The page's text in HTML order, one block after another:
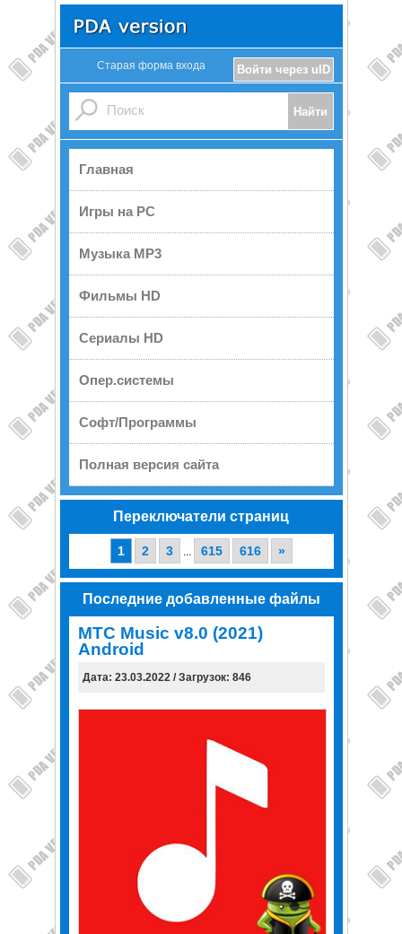
Войти через uID
Старая форма входа
Главная
Игры на PC
Музыка MP3
Фильмы HD
Сериалы HD
Опер.системы
Софт/Программы
Полная версия сайта
Переключатели страниц
1 2 3 ... 615 616 »
Последние добавленные файлы
МТС Music v8.0 (2021)
Android
Дата: 23.03.2022 / Загрузок: 846